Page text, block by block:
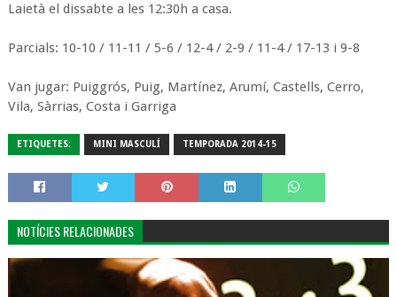
Laietà el dissabte a les 12:30h a casa.
Parcials: 10-10 / 11-11 / 5-6 / 12-4 / 2-9 / 11-4 / 17-13 i 9-8
Van jugar: Puiggrós, Puig, Martínez, Arumí, Castells, Cerro,
Vila, Sàrrias, Costa i Garriga
ETIQUETES: MINI MASCULÍ TEMPORADA 2014-15
NOTÍCIES RELACIONADES